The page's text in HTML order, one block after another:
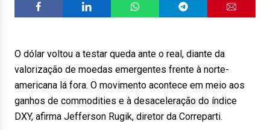
O dólar voltou a testar queda ante o real, diante da
valorização de moedas emergentes frente à norte-
americana lá fora. O movimento acontece em meio aos
ganhos de commodities e à desaceleração do índice
DXY, afirma Jefferson Rugik, diretor da Correparti.